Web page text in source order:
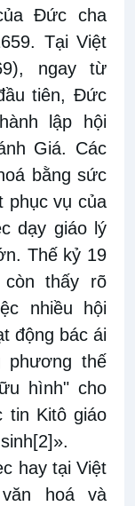
Đức cha
Tại Việt
ngay từ
tiên, Đức
lập hội
Giá. Các
bằng sức
phục vụ của
dạy giáo lý
Thế kỷ 19
thấy rõ
nhiều hội
động bác ái
phương thế
hình" cho
tin Kitô giáo
[2]».
hay tại Việt
hoá và